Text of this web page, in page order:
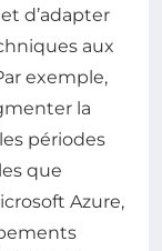
d’adapter
aux
exemple,
la
périodes
que
Azure,